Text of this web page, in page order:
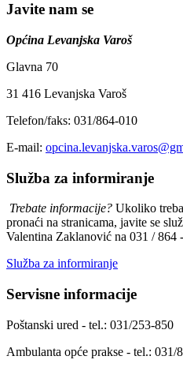
Javite nam se
Općina Levanjska Varoš
Glavna 70
31 416 Levanjska Varoš
Telefon/faks: 031/864-010
E-mail:
Služba za informiranje
Trebate informacije? Ukoliko
pronaći na stranicama, javite se
Valentina Zaklanović na 031 / 864
Služba za informiranje
Servisne informacije
Poštanski ured - tel.: 031/253-850
Ambulanta opće prakse - tel.: 031/